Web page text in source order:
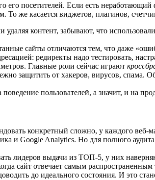
его посетителей. Если есть
То же касается виджетов, плагинов,
контент, забывают, что
сайты отличаются тем, что даже
редиректы надо тестировать,
Главные роли сейчас играют
защитить от хакеров, вирусов, спама.
пользователей, а значит, и на
конкретный сложно, у каждого веб-
и Google Analytics. Но для полного аудита
лидеров выдачи из ТОП-5, у них
сайт отвечает самым
до идеального состояния. И это